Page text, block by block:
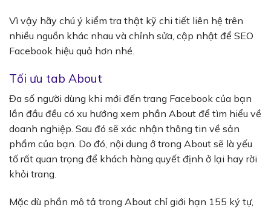
Vì vậy hãy chú ý kiểm tra thật kỹ chi tiết liên hệ trên
nhiều nguồn khác nhau và chỉnh sửa, cập nhật để SEO
Facebook hiệu quả hơn nhé.
Tối ưu tab About
Đa số người dùng khi mới đến trang Facebook của bạn
lần đầu đều có xu hướng xem phần About để tìm hiểu về
doanh nghiệp. Sau đó sẽ xác nhận thông tin về sản
phẩm của bạn. Do đó, nội dung ở trong About sẽ là yếu
tố rất quan trọng để khách hàng quyết định ở lại hay rời
khỏi trang.
Mặc dù phần mô tả trong About chỉ giới hạn 155 ký tự,